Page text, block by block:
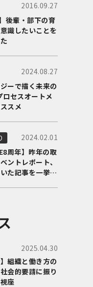
2016.09.27
後輩・部下の育
識したいことを
2024.08.27
ジーで描く未来の
ロセスオートメ
スメ
2024.02.01
周年】昨年の取
ントレポート、
た記事を一挙に
2025.04.30
】組織と働き方の
会的要請に振り
座